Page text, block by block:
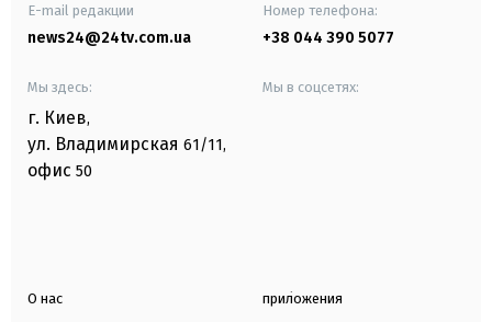
E-mail редакции
news24@24tv.com.ua
Номер телефона:
+38 044 390 5077
Мы здесь:
г. Киев,
ул. Владимирская 61/11,
офис 50
Мы в соцсетях:
О нас приложения